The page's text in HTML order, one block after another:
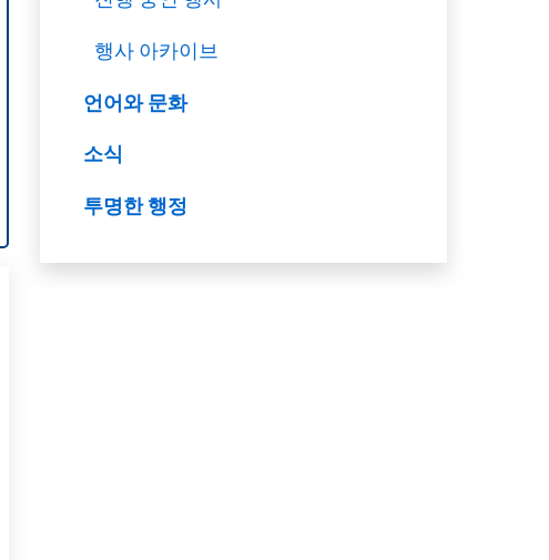
행사 아카이브
언어와 문화
소식
투명한 행정